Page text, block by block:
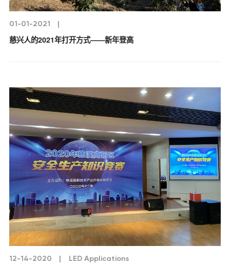
01-01-2021 |
慈兴人的2021年打开方式——新年登高
12-14-2020 | LED Applications